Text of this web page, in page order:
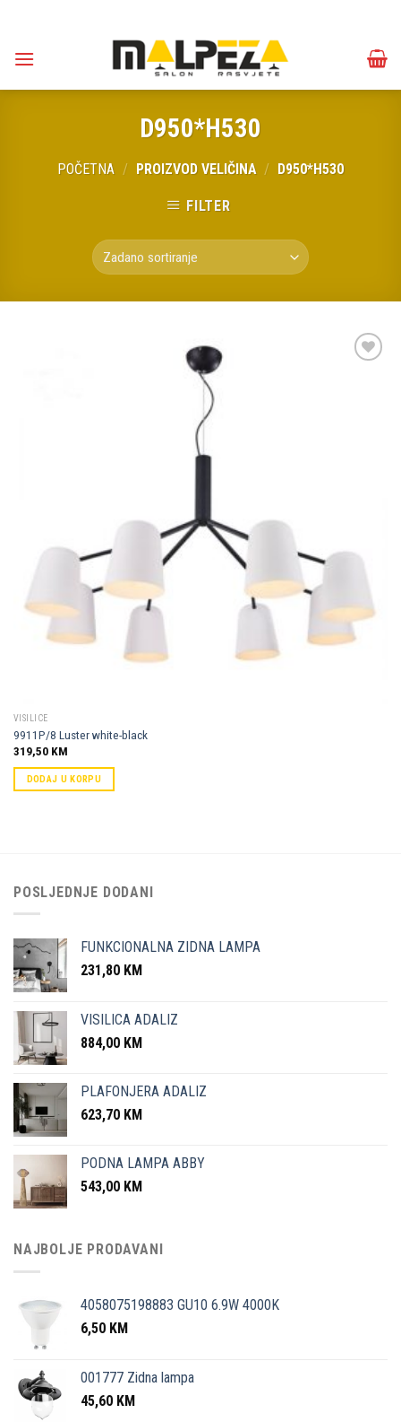
content
D950*H530
POČETNA / PROIZVOD VELIČINA / D950*H530
FILTER
VISILICE
9911P/8 Luster white-black
319,50 KM
DODAJ U KORPU
POSLJEDNJE DODANI
FUNKCIONALNA ZIDNA LAMPA
231,80 KM
VISILICA ADALIZ
884,00 KM
PLAFONJERA ADALIZ
623,70 KM
PODNA LAMPA ABBY
543,00 KM
NAJBOLJE PRODAVANI
4058075198883 GU10 6.9W 4000K
6,50 KM
001777 Zidna lampa
45,60 KM